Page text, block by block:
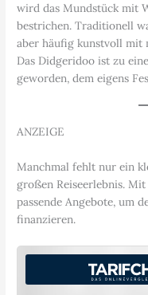
wird das Mundstück mit
bestrichen. Traditionell
aber häufig kunstvoll mit
Das Didgeridoo ist zu
geworden, dem eigens
ANZEIGE
Manchmal fehlt nur ein
großen Reiseerlebnis.
passende Angebote, um
finanzieren.